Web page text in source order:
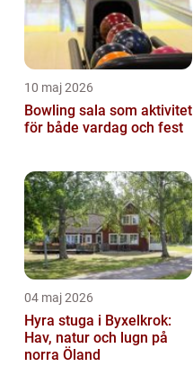
10 maj 2026
Bowling sala som aktivitet
för både vardag och fest
04 maj 2026
Hyra stuga i Byxelkrok:
Hav, natur och lugn på
norra Öland